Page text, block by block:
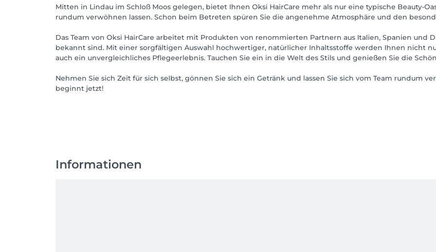
Mitten in Lindau im Schloß Moos gelegen, bietet Ihnen Oksi HairCare mehr als nur eine typische Beauty-
rundum verwöhnen lassen. Schon beim Betreten spüren Sie die angenehme Atmosphäre und den
Das Team von Oksi HairCare arbeitet mit Produkten von renommierten Partnern aus Italien, Spanien und
bekannt sind. Mit einer sorgfältigen Auswahl hochwertiger, natürlicher Inhaltsstoffe werden Ihnen nicht
auch ein unvergleichliches Pflegeerlebnis. Tauchen Sie ein in die Welt des Stils und genießen Sie die
Nehmen Sie sich Zeit für sich selbst, gönnen Sie sich ein Getränk und lassen Sie sich vom Team rundum
beginnt jetzt!
Informationen